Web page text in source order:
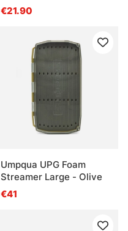
€21.90
Umpqua UPG Foam
Streamer Large - Olive
€41